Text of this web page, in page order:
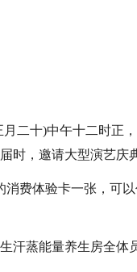
月二十)中午十二时正
时，邀请大型演艺庆
消费体验卡一张，可
汗蒸能量养生房全体